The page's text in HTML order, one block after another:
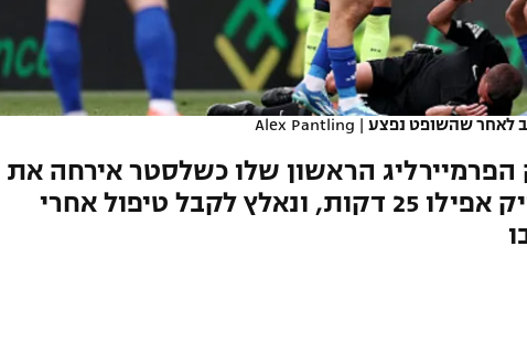
לאחר שהשופט נפצע |
Alex Pantling
הפרמיירליג הראשון שלו כשלסטר אירחה את
סאות'המפטון, אך לא החזיק אפילו 25 דקות, ונאלץ לקבל טיפול אחרי